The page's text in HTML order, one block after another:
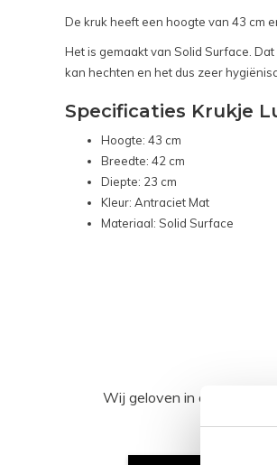
De kruk heeft een hoogte van 43 cm
Het is gemaakt van Solid Surface.
kan hechten en het dus zeer
Specificaties Krukje
Hoogte: 43 cm
Breedte: 42 cm
Diepte: 23 cm
Kleur: Antraciet Mat
Materiaal: Solid Surface
Wij geloven in de kracht